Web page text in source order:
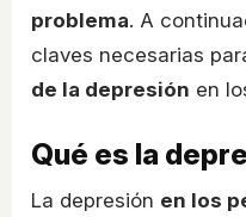
problema. A
claves necesarias
de la depresión en
Qué es la
La depresión en los